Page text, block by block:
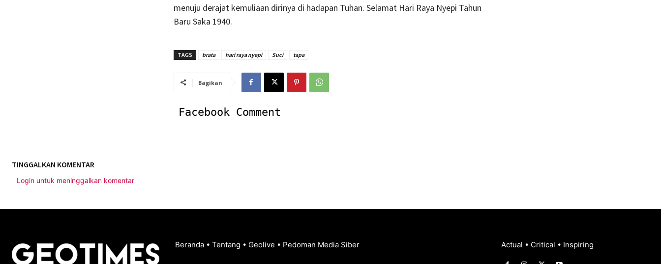
menuju derajat kemuliaan dirinya di hadapan Tuhan. Selamat Hari Raya Nyepi Tahun
Baru Saka 1940.
TAGS brata hari raya nyepi Suci tapa
Bagikan
Facebook Comment
TINGGALKAN KOMENTAR
Login untuk meninggalkan komentar
Beranda • Tentang • Geolive • Pedoman Media Siber Actual • Critical • Inspiring